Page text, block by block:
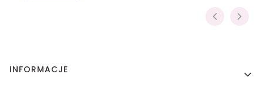
Linki w stopce
INFORMACJE